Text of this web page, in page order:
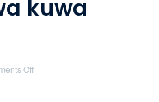
kuwa
Off